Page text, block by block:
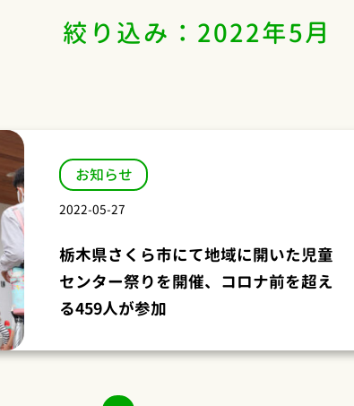
絞り込み：2022年5月
お知らせ
2022-05-27
栃木県さくら市にて地域に開いた児童
センター祭りを開催、コロナ前を超え
る459人が参加